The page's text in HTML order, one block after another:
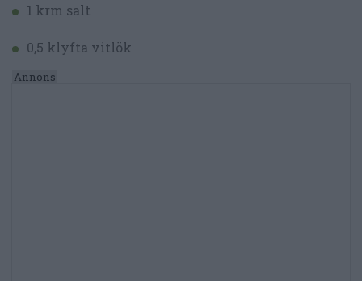
1 krm salt
0,5 klyfta vitlök